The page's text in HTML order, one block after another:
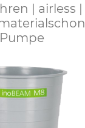
| airless